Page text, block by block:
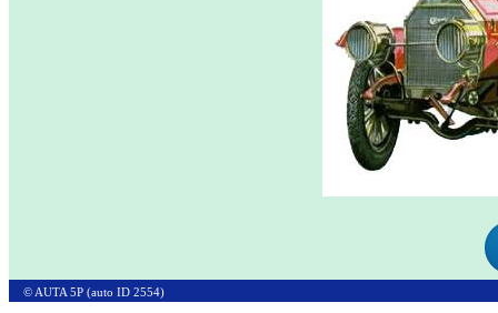
© AUTA 5P (auto ID 2554)